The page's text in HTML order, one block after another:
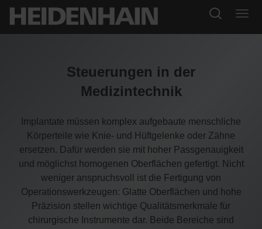
Steuerungen in der
Medizintechnik
Implantate müssen komplex aufgebaute menschliche
Körperteile wie Knie- und Hüftgelenke oder Zähne
ersetzen. Dafür werden sie mit hoher Passgenauigkeit
und möglichst homogenen Oberflächen gefertigt. Nicht
weniger anspruchsvoll ist die Fertigung von
Operationswerkzeugen: Glatte Oberflächen und hohe
Präzision stellen wichtige Qualitätsmerkmale für
chirurgische Instrumente dar. Beide Bereiche sind